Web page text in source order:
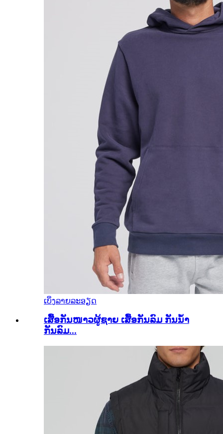
ເບິ່ງລາຍລະອຽດ
ເສື້ອກັນໜາວຜູ້ຊາຍ ເສື້ອກັນລົມ ກັນນໍ້າ
ກັນລົມ...